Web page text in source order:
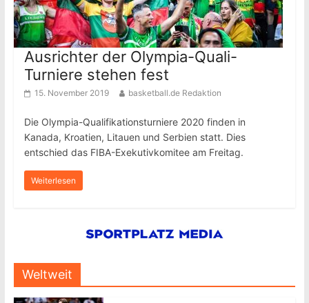
Ausrichter der Olympia-Quali-
Turniere stehen fest
15. November 2019 basketball.de Redaktion
Die Olympia-Qualifikationsturniere 2020 finden in
Kanada, Kroatien, Litauen und Serbien statt. Dies
entschied das FIBA-Exekutivkomitee am Freitag.
Weiterlesen
Weltweit